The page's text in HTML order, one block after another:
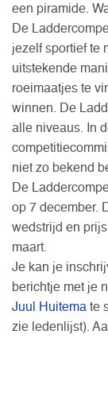
een piramide.
De
jezelf sportief te
uitstekende
roeimaatjes te
winnen. De
alle niveaus. In
niet zo bekend
De
op 7 december.
wedstrijd en
maart.
Je kan je
berichtje met je
Juul Huitema te
zie ledenlijst).